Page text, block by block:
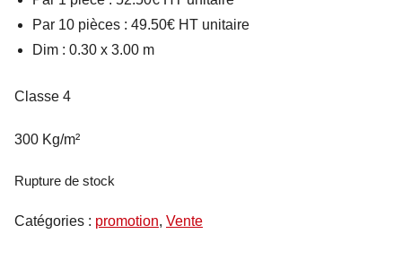
était :
62.40 €.
est :
52.00 €.
Par 10 pièces : 49.50€ HT unitaire
Dim : 0.30 x 3.00 m
Classe 4
300 Kg/m²
Rupture de stock
Catégories : promotion, Vente